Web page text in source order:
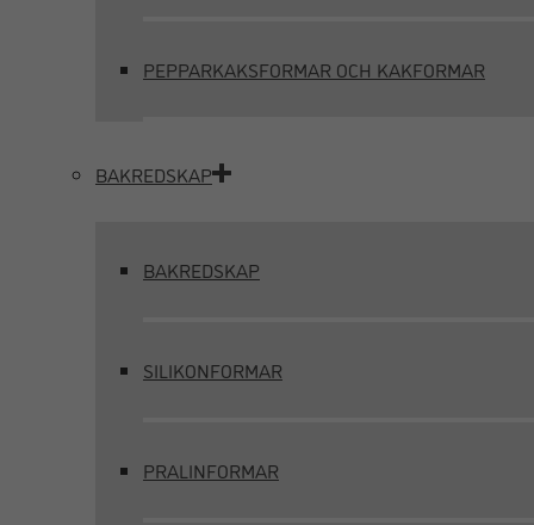
PEPPARKAKSFORMAR OCH KAKFORMAR
BAKREDSKAP
BAKREDSKAP
SILIKONFORMAR
PRALINFORMAR